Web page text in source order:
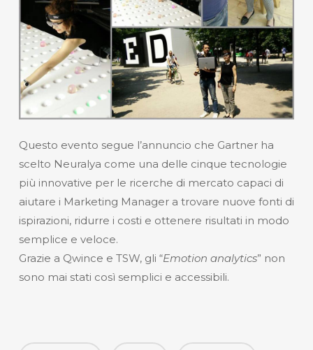
Questo evento segue l’annuncio che Gartner ha
scelto Neuralya come una delle cinque tecnologie
più innovative per le ricerche di mercato capaci di
aiutare i Marketing Manager a trovare nuove fonti di
ispirazioni, ridurre i costi e ottenere risultati in modo
semplice e veloce.
Grazie a Qwince e TSW, gli “Emotion analytics” non
sono mai stati così semplici e accessibili.